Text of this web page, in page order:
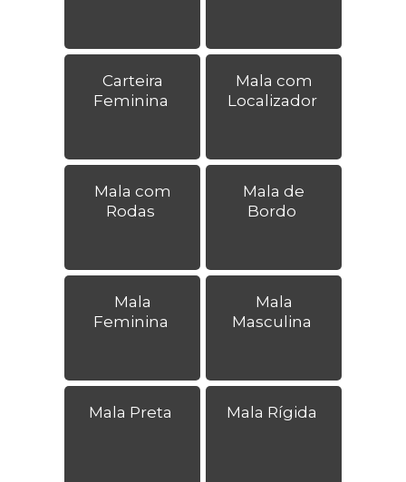
Carteira
Feminina
Mala com
Localizador
Mala com
Rodas
Mala de
Bordo
Mala
Feminina
Mala
Masculina
Mala Preta Mala Rígida